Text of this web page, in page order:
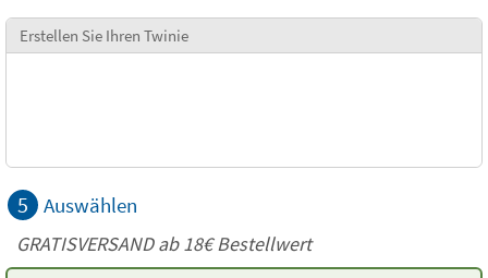
Erstellen Sie Ihren Twinie
5 Auswählen
GRATISVERSAND ab 18€Bestellwert